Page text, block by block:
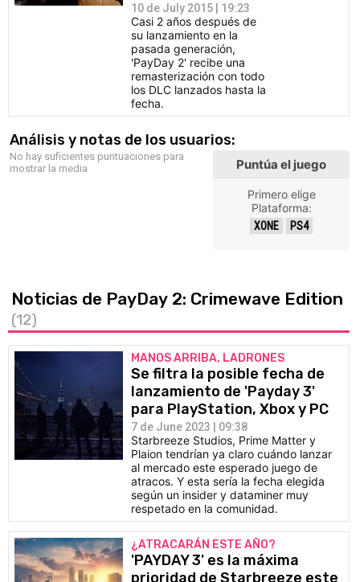
10 de July 2015 | 19:23
Casi 2 años después de
su lanzamiento en la
pasada generación,
'PayDay 2' recibe una
remasterización con todo
los DLC lanzados hasta la
fecha.
Análisis y notas de los usuarios:
No hay suficientes puntuaciones para
mostrar la media
Puntúa el juego
Primero elige
Plataforma:
XONE PS4
Noticias de PayDay 2: Crimewave Edition
(12)
MANOS ARRIBA, LADRONES
Se filtra la posible fecha de
lanzamiento de 'Payday 3'
para PlayStation, Xbox y PC
7 de June 2023 | 09:38
Starbreeze Studios, Prime Matter y
Plaion tendrían ya claro cuándo lanzar
al mercado este esperado juego de
atracos. Y esta sería la fecha elegida
según un insider y dataminer muy
respetado en la comunidad.
¿ATRACARÁN ESTE AÑO?
'PAYDAY 3' es la máxima
prioridad de Starbreeze este